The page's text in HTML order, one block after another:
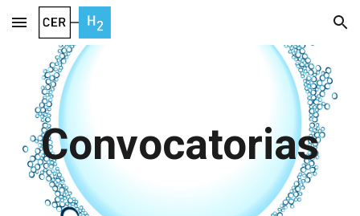
Skip to main content Skip to navigation
Convocatorias